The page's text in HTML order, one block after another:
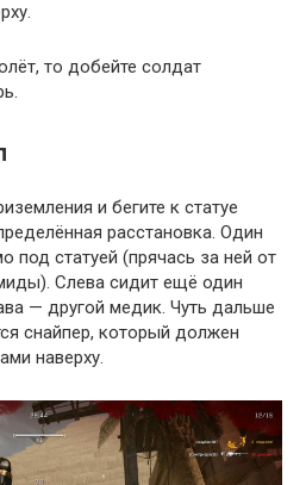
то добейте солдат
и бегите к статуе
расстановка. Один
под статуей (прячась за ней от
Слева сидит ещё один
— другой медик. Чуть дальше
снайпер, который должен
наверху.